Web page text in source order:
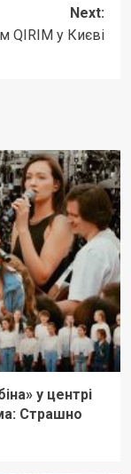
Next:
QIRIM у Києві
у центрі
Страшно